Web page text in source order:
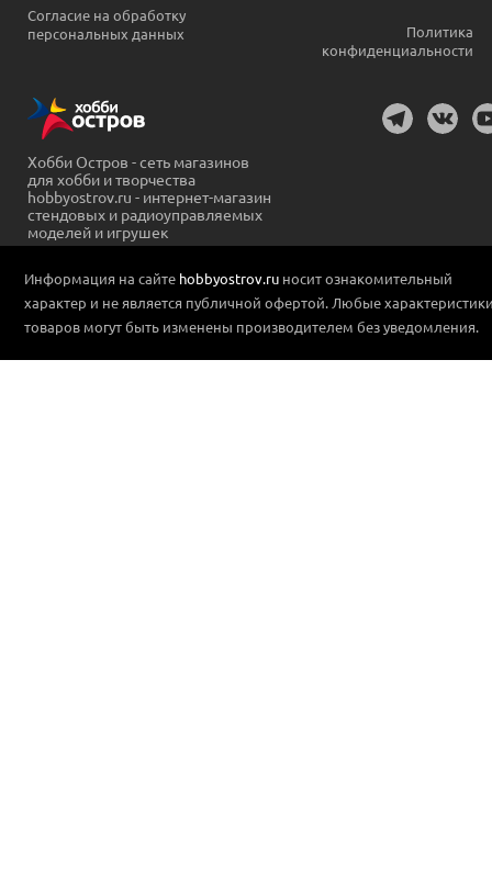
Согласие на обработку
персональных данных
Политика
конфиденциальности
Хобби Остров - сеть магазинов
для хобби и творчества
hobbyostrov.ru - интернет-магазин
стендовых и радиоуправляемых
моделей и игрушек
Информация на сайте hobbyostrov.ru носит ознакомительный
характер и не является публичной офертой. Любые
товаров могут быть изменены производителем без уведомления.